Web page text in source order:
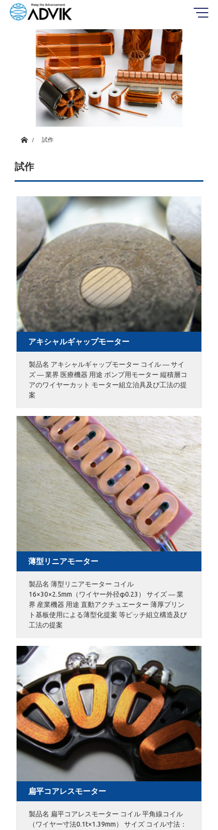
ホーム試作
試作
アキシャルギャップモーター
製品名 アキシャルギャップモーター コイル ― サイ
ズ ― 業界 医療機器 用途 ポンプ用モーター 縦積層コ
アのワイヤーカット モーター組立治具及び工法の提
案
薄型リニアモーター
製品名 薄型リニアモーター コイル
16×30×2.5mm（ワイヤー外径φ0.23） サイズ ― 業
界 産業機器 用途 直動アクチュエーター 薄厚プリン
ト基板使用による薄型化提案 等ピッチ組立構造及び
工法の提案
扁平コアレスモーター
製品名 扁平コアレスモーター コイル 平角線コイル
（ワイヤー寸法0.1t×1.39mm） サイズ コイル寸法：